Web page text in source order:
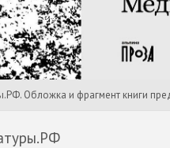
Обложка и фрагмент книги